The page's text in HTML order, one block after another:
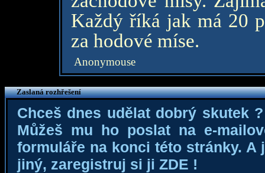
Každý říká jak má 20
za hodové míse.
Anonymouse
Zaslaná rozhřešení
Chceš dnes udělat dobrý skutek
Můžeš mu ho poslat na e-
formuláře na konci této stránky.
jiný, zaregistruj si ji ZDE !